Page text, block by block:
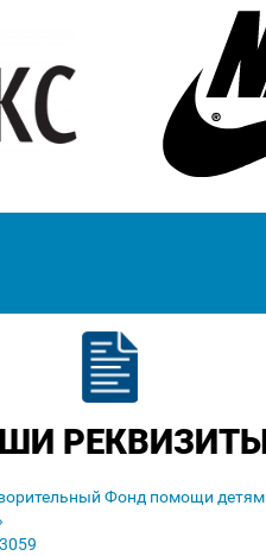
Фонд помощи